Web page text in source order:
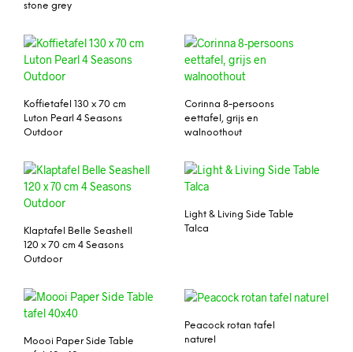
stone grey
Koffietafel 130 x 70 cm
Luton Pearl 4 Seasons
Outdoor
Corinna 8-persoons
eettafel, grijs en
walnoothout
Klaptafel Belle Seashell
120 x 70 cm 4 Seasons
Outdoor
Light & Living Side Table
Talca
Moooi Paper Side Table
Peacock rotan tafel
naturel